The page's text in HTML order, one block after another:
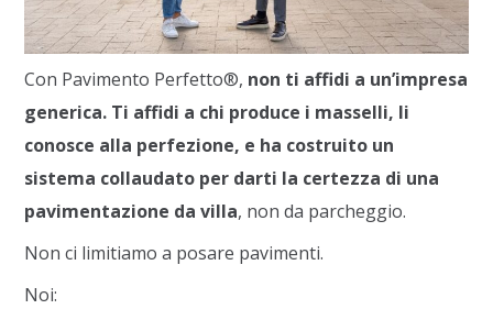
Con Pavimento Perfetto®, non ti affidi a un’impresa
generica. Ti affidi a chi produce i masselli, li
conosce alla perfezione, e ha costruito un
sistema collaudato per darti la certezza di una
pavimentazione da villa, non da parcheggio.
Non ci limitiamo a posare pavimenti.
Noi: